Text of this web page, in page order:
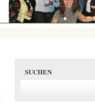
SUCHEN